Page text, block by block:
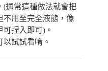
(通常這種做法就會把
不用至完全液態，像
捏入即可)。
試試看唷。